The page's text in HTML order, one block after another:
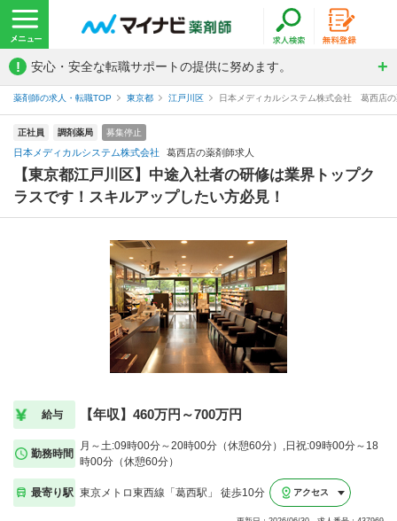
! 安心・安全な転職サポートの提供に努めます。
薬剤師の求人・転職TOP 東京都 江戸川区 日本メディカルシステム株式会社 葛西店
正社員 調剤薬局 募集停止
日本メディカルシステム株式会社 葛西店の薬剤師求人
【東京都江戸川区】中途入社者の研修は業界トップク
ラスです！スキルアップしたい方必見！
給与 【年収】460万円～700万円
勤務時間
月～土:09時00分～20時00分（休憩60分）,日祝:09時00分～18
時00分（休憩60分）
最寄り駅 東京メトロ東西線「葛西駅」 徒歩10分 アクセス